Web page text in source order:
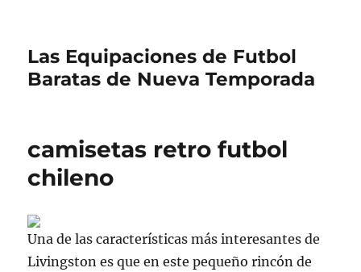
Las Equipaciones de Futbol
Baratas de Nueva Temporada
camisetas retro futbol
chileno
Una de las características más interesantes de
Livingston es que en este pequeño rincón de